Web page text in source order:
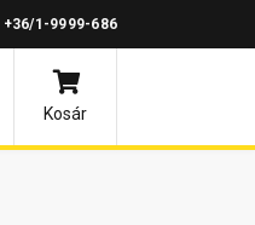
+36/1-9999-686
Kosár